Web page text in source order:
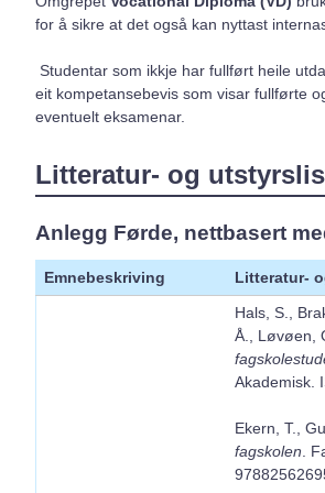
for å sikre at det også kan nyttast
Studentar som ikkje har fullført heile
eit kompetansebevis som visar fullførte
eventuelt eksamenar.
Litteratur- og
Anlegg Førde, nettbasert
Emnebeskriving
Litteratur-
Hals, S.,
Å., Løvøen,
Akademisk.
Ekern, T.,
fagskolen.